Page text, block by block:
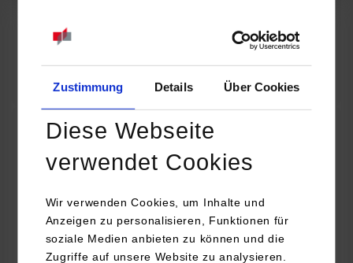
Zustimmung Details Über Cookies
Diese Webseite
verwendet Cookies
Wir verwenden Cookies, um Inhalte und
Anzeigen zu personalisieren, Funktionen für
soziale Medien anbieten zu können und die
Zugriffe auf unsere Website zu analysieren.
Online INDIS-Infoveranstaltung für Studierende
Zum Event
Technologietag: Clean Urban Transportation –
nachhaltige Mobilität im (sub)urbanen Umfeld
16.09.2026 - 17.09.2026
Im Mittelpunkt stehen elektrische Antriebe, moderne